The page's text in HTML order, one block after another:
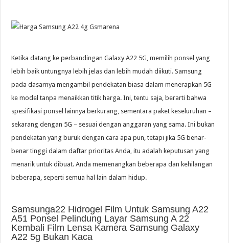
Ketika datang ke perbandingan Galaxy A22 5G, memilih ponsel yang
lebih baik untungnya lebih jelas dan lebih mudah diikuti. Samsung
pada dasarnya mengambil pendekatan biasa dalam menerapkan 5G
ke model tanpa menaikkan titik harga. Ini, tentu saja, berarti bahwa
spesifikasi ponsel lainnya berkurang, sementara paket keseluruhan –
sekarang dengan 5G – sesuai dengan anggaran yang sama. Ini bukan
pendekatan yang buruk dengan cara apa pun, tetapi jika 5G benar-
benar tinggi dalam daftar prioritas Anda, itu adalah keputusan yang
menarik untuk dibuat. Anda memenangkan beberapa dan kehilangan
beberapa, seperti semua hal lain dalam hidup.
Samsunga22 Hidrogel Film Untuk Samsung A22
A51 Ponsel Pelindung Layar Samsung A 22
Kembali Film Lensa Kamera Samsung Galaxy
A22 5g Bukan Kaca